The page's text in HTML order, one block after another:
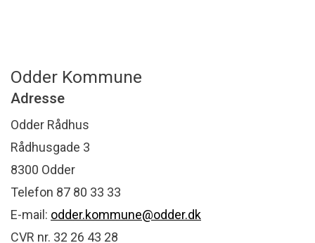
Odder Kommune
Adresse
Odder Rådhus
Rådhusgade 3
8300 Odder
Telefon 87 80 33 33
E-mail: odder.kommune@odder.dk
CVR nr. 32 26 43 28